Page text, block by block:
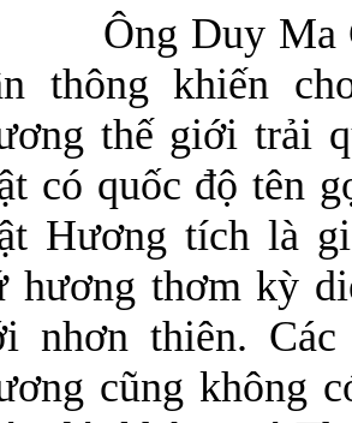
Ông Duy Ma
thông khiến
thế giới trải
có quốc độ tên
Hương tích là
hương thơm kỳ
nhơn thiên.
cũng không